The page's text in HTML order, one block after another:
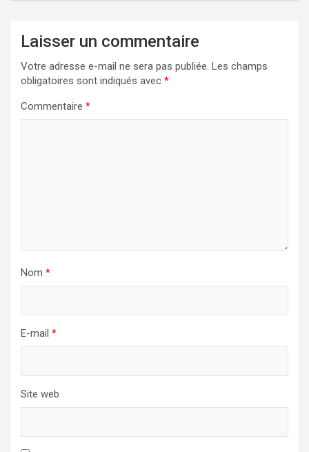
Laisser un commentaire
Votre adresse e-mail ne sera pas publiée. Les champs
obligatoires sont indiqués avec *
Commentaire *
Nom *
E-mail *
Site web